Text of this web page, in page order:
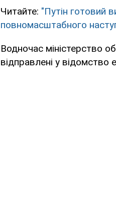
Читайте: "Путін готовий
повномасштабного
Водночас міністерство
відправлені у